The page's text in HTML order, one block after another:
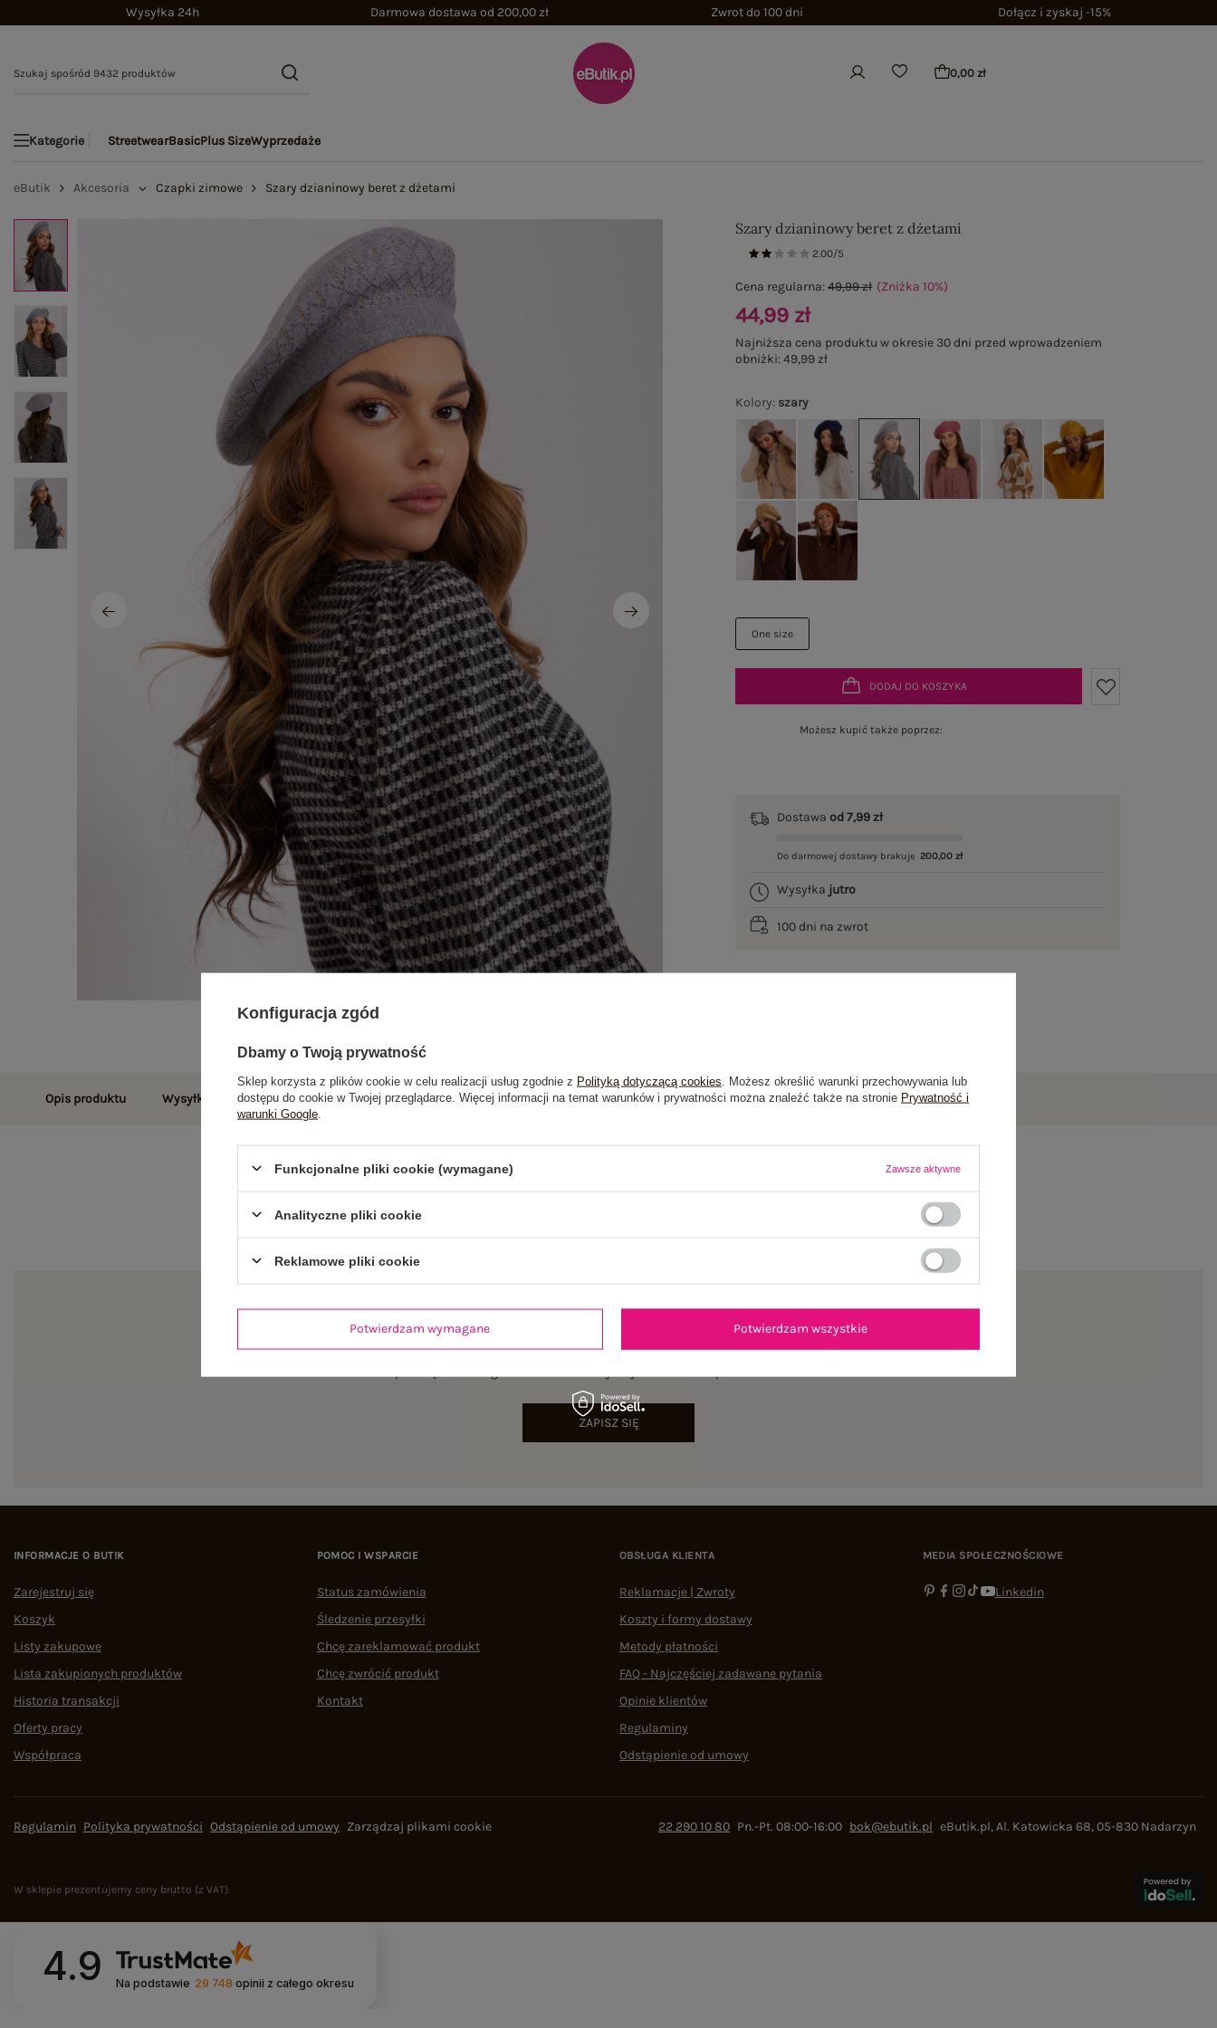
Wysyłka 24h Darmowa dostawa od 200,00 zł Zwrot do 100 dni Dołącz i zyskaj -15%
0,00 zł
Kategorie StreetwearBasicPlus SizeWyprzedaże
eButik Akcesoria Czapki zimowe Szary dzianinowy beret z dżetami
Szary dzianinowy beret z dżetami
2.00/5
Kolory: szary
One size
Cena regularna:49,99 zł (Zniżka10%)
44,99 zł
Najniższa cena produktu w okresie 30 dni przed wprowadzeniem
obniżki:49,99 zł
DODAJ DO KOSZYKA
Możesz kupić także poprzez:
Dostawaod 7,99 zł
Do darmowej dostawy brakuje 200,00 zł
Wysyłka jutro
100 dni na zwrot
Opis produktu Wysyłka i dostawa Zwroty i reklamacje Opinie o produkcie(1)
ZAPISZ SIĘ
INFORMACJE O BUTIK
Zarejestruj się
Koszyk
Listy zakupowe
Lista zakupionych produktów
Historia transakcji
Oferty pracy
Współpraca
POMOC I WSPARCIE
Status zamówienia
Śledzenie przesyłki
Chcę zareklamować produkt
Chcę zwrócić produkt
Kontakt
OBSŁUGA KLIENTA
Reklamacje | Zwroty
Koszty i formy dostawy
Metody płatności
FAQ - Najczęściej zadawane pytania
Opinie klientów
Regulaminy
Odstąpienie od umowy
MEDIA SPOŁECZNOŚCIOWE
Linkedin
Regulamin Polityka prywatności Odstąpienie od umowy Zarządzaj plikami cookie 22 290 10 80 Pn.-Pt. 08:00-16:00 bok@ebutik.pl eButik.pl,Al. Katowicka 68,05-830 Nadarzyn
W sklepie prezentujemy ceny brutto (z VAT).
4.9 Na podstawie 29 748 opinii z całego okresu
Konfiguracja zgód
Dbamy o Twoją prywatność
Sklep korzysta z plików cookie w celu realizacji usług zgodnie z Polityką dotyczącą cookies . Możesz określić warunki przechowywania lub
dostępu do cookie w Twojej przeglądarce. Więcej informacji na temat warunków i prywatności można znaleźć także na stronie Prywatność i
warunki Google
Funkcjonalne pliki cookie (wymagane) Zawsze aktywne
Analityczne pliki cookie
Reklamowe pliki cookie
Potwierdzam wymagane Potwierdzam wszystkie